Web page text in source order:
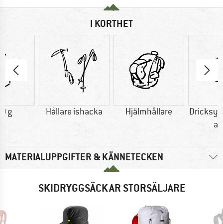
I KORTHET
g Hållare ishacka Hjälmhållare
MATERIALUPPGIFTER & KÄNNETECKEN
SKIDRYGGSÄCKAR STORSÄLJARE